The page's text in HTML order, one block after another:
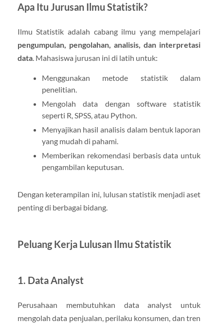
Apa Itu Jurusan Ilmu Statistik?
Ilmu Statistik adalah cabang ilmu yang mempelajari
pengumpulan, pengolahan, analisis, dan interpretasi
data. Mahasiswa jurusan ini di latih untuk:
Menggunakan metode statistik dalam
penelitian.
Mengolah data dengan software statistik
seperti R, SPSS, atau Python.
Menyajikan hasil analisis dalam bentuk laporan
yang mudah di pahami.
Memberikan rekomendasi berbasis data untuk
pengambilan keputusan.
Dengan keterampilan ini, lulusan statistik menjadi aset
penting di berbagai bidang.
Peluang Kerja Lulusan Ilmu Statistik
1. Data Analyst
Perusahaan membutuhkan data analyst untuk
mengolah data penjualan, perilaku konsumen, dan tren